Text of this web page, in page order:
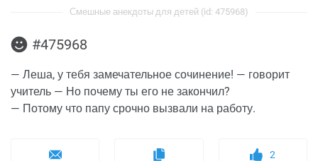
Смешные анекдоты для детей (id: 475968)
#475968
— Леша, у тебя замечательное сочинение! — говорит
учитель — Но почему ты его не закончил?
— Потому что папу срочно вызвали на работу.
2